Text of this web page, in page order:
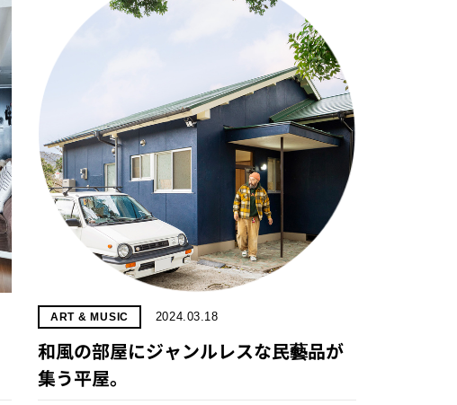
ART & MUSIC 2024.03.18
和風の部屋にジャンルレスな民藝品が
集う平屋。